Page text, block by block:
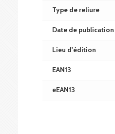
Type de reliure
Date de publication
Lieu d'édition
EAN13
eEAN13